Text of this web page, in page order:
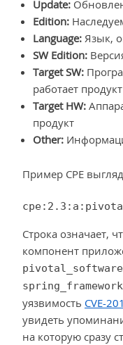
Update:
Edition:
Language: Язык,
SW Edition:
Target SW:
работает продукт
Target HW:
продукт
Other:
Пример CPE
Строка означает,
компонент
pivotal_software
spring_framework
уязвимость CVE-
увидеть
на которую сразу